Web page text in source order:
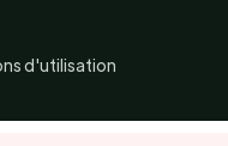
d'utilisation